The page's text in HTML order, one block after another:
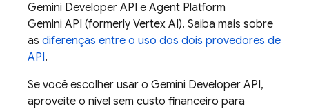
Gemini Developer API e Agent Platform
Gemini API (formerly Vertex AI). Saiba mais sobre
as diferenças entre o uso dos dois provedores de
API.
Se você escolher usar o Gemini Developer API,
aproveite o nível sem custo financeiro para